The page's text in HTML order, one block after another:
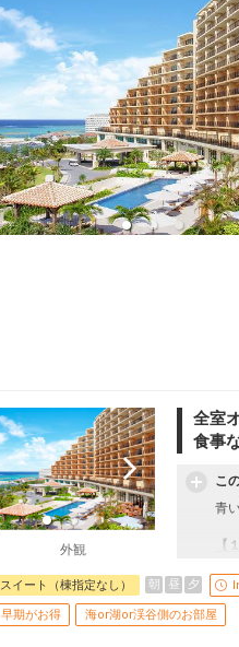
外観
全室
食事
こ
青
【
１
※早
員
スイート（棟指定なし） 朝 昼 夕
早期がお得 海or湖or渓谷側のお部屋